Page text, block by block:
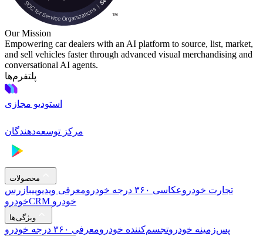
Our Mission
Empowering car dealers with an AI platform to source, list, market,
and sell vehicles faster through advanced visual merchandising and
conversational AI agents.
پلتفرم‌ها
استودیو مجازی
مرکز توسعه‌دهندگان
محصولات
تجارت خودروعکاسی ۳۶۰ درجه خودرو معرفی ویدیوییبازرس
خودرو
CRM خودرو
ویژگی‌ها
پس‌زمینه خودروتجسم‌کننده خودرومعرفی ۳۶۰ درجه خودرو